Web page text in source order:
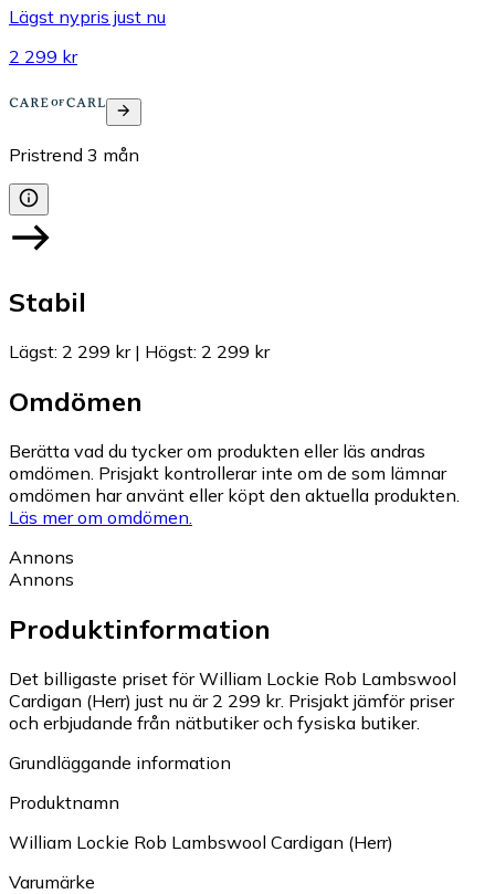
Lägst nypris just nu
2 299 kr
Pristrend 3 mån
Stabil
Lägst: 2 299 kr| Högst: 2 299 kr
Omdömen
Berätta vad du tycker om produkten eller läs andras
omdömen. Prisjakt kontrollerar inte om de som lämnar
omdömen har använt eller köpt den aktuella produkten.
Läs mer om omdömen.
Annons
Annons
Produktinformation
Det billigaste priset för William Lockie Rob Lambswool
Cardigan (Herr) just nu är 2 299 kr. Prisjakt jämför priser
och erbjudande från nätbutiker och fysiska butiker.
Grundläggande information
Produktnamn
William Lockie Rob Lambswool Cardigan (Herr)
Varumärke